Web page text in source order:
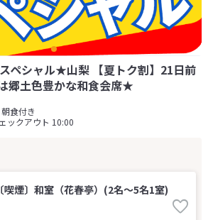
ペシャル★山梨 【夏トク割】21日前
郷土色豊かな和食会席★
食付き
ックアウト 10:00
〔喫煙〕和室（花春亭）(2名～5名1室)